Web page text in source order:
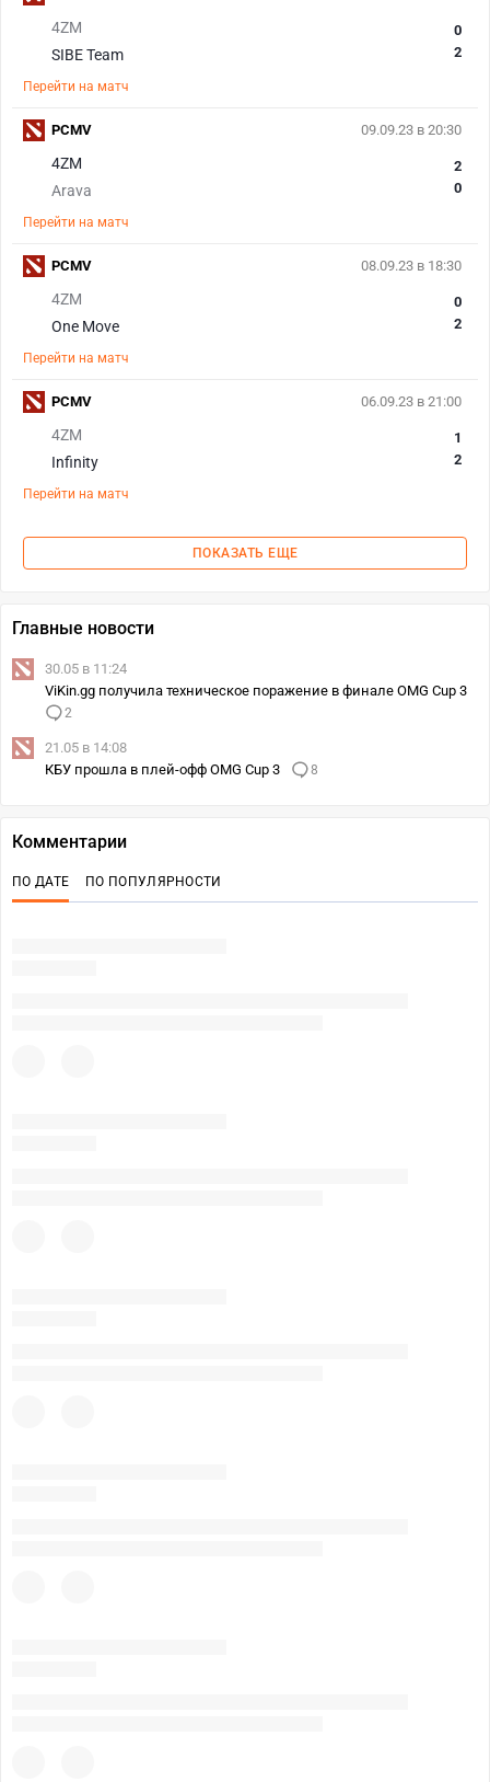
4ZM
SIBE Team
0
2
Перейти на матч
09.09.23 в 20:30
4ZM
Arava
2
0
Перейти на матч
PCMV
08.09.23 в 18:30
4ZM
One Move
0
2
Перейти на матч
PCMV
06.09.23 в 21:00
4ZM
Infinity
1
2
Перейти на матч
PCMV
ПОКАЗАТЬ ЕЩЕ
Главные новости
30.05 в 11:24
ViKin.gg получила техническое поражение в финале OMG Cup 3
2
21.05 в 14:08
КБУ прошла в плей-офф OMG Cup 3
8
Комментарии
ПО ДАТЕ ПО ПОПУЛЯРНОСТИ